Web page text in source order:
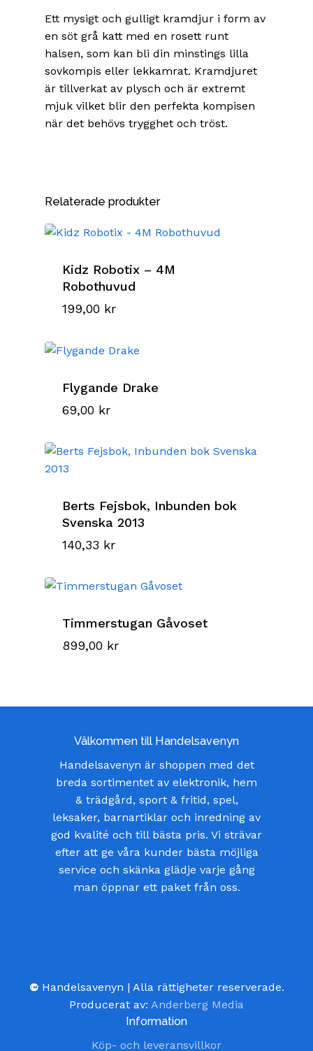
Ett mysigt och gulligt kramdjur i form av
en söt grå katt med en rosett runt
halsen, som kan bli din minstings lilla
sovkompis eller lekkamrat. Kramdjuret
är tillverkat av plysch och är extremt
mjuk vilket blir den perfekta kompisen
när det behövs trygghet och tröst.
Relaterade produkter
Kidz Robotix – 4M
Robothuvud
199,00 kr
Flygande Drake
69,00 kr
Berts Fejsbok, Inbunden bok
Svenska 2013
140,33 kr
Timmerstugan Gåvoset
899,00 kr
Välkommen till Handelsavenyn
Handelsavenyn är shoppen med det
breda sortimentet av elektronik, hem
& trädgård, sport & fritid, spel,
leksaker, barnartiklar och inredning av
god kvalité och till bästa pris. Vi strävar
efter att ge våra kunder bästa möjliga
service och skänka glädje varje gång
man öppnar ett paket från oss.
© Handelsavenyn | Alla rättigheter reserverade.
Producerat av: Anderberg Media
Information
Köp- och leveransvillkor